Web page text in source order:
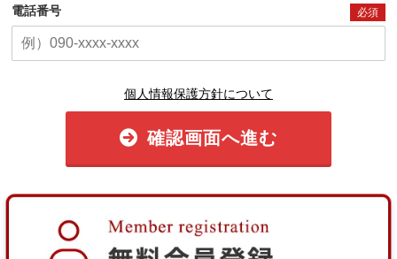
電話番号 必須
個人情報保護方針について
確認画面へ進む